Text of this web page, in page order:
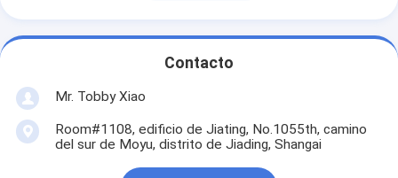
Contacto
Mr. Tobby Xiao
Room#1108, edificio de Jiating, No.1055th, camino
del sur de Moyu, distrito de Jiading, Shangai